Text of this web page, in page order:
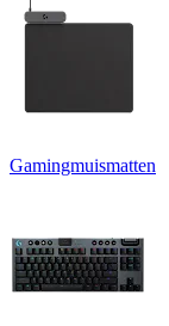
Gamingmuismatten